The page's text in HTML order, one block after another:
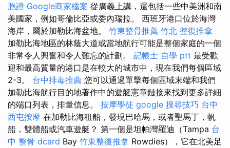
胞證 Google商家檔案 從廣義上講，還包括一些中美洲和南
美國家，例如哥倫比亞或委內瑞拉。 西班牙港口位於海灣
海岸，屬於加勒比海盆地。 竹東整骨推薦 竹北 整復推拿
加勒比海地區的林蔭大道或當地航行可能是整個家庭的一個
非常令人興奮和令人難忘的計劃。 記帳士 自學 ptt 最受歡
迎和最高質量的港口是在較大的城市中，現在我們每個區域
2-3。 台中排毒推薦 您可以通過單擊每個區域末端和我們
加勒比海航行目的地著作中的遊艇憲章鏈接來找到更多詳細
的端口列表，排量信息。 按摩學徒 google 搜尋技巧 台中
西屯按摩 在加勒比海租船，發現巴哈馬，或者聖馬丁，帆
船，雙體船或汽車遊艇？ 第一個是坦帕灣羅迪（Tampa 台
中 整骨 dcard Bay 竹東整復推拿 Rowdies），它在北美足